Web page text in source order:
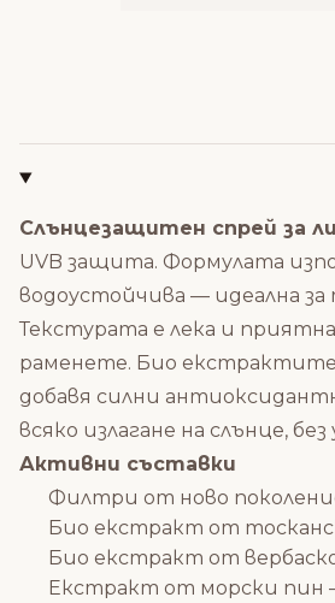
Слънцезащитен спрей за
UVB защита. Формулата
водоустойчива — идеална
Текстурата е лека и
раменете. Био екстрактите
добавя силни
всяко излагане на слънце,
Активни съставки
Филтри от ново
Био екстракт от
Био екстракт от
Екстракт от морски пин